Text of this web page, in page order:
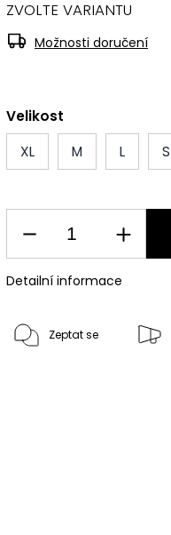
Velikost
XL
M L S
ZVOLTE VARIANTU
Možnosti doručení
Detailní informace
Zeptat se